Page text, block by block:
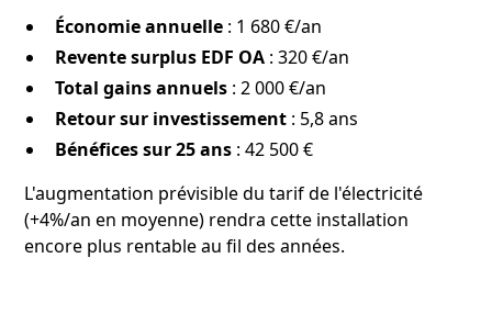
Économie annuelle : 1 680 €/an
Revente surplus EDF OA : 320 €/an
Total gains annuels : 2 000 €/an
Retour sur investissement : 5,8 ans
Bénéfices sur 25 ans : 42 500 €
L'augmentation prévisible du tarif de l'électricité
(+4%/an en moyenne) rendra cette installation
encore plus rentable au fil des années.